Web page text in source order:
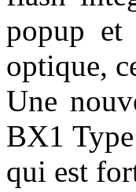
popup et
optique,
Une
BX1
qui est